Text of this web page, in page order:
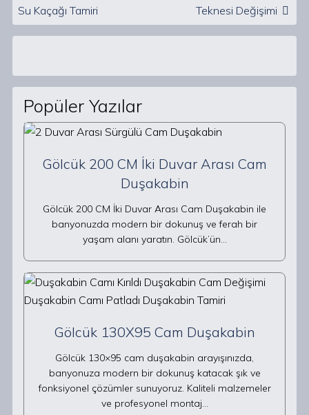
Su Kaçağı Tamiri
Teknesi Değişimi
Popüler Yazılar
Gölcük 200 CM İki Duvar Arası Cam
Duşakabin
Gölcük 200 CM İki Duvar Arası Cam Duşakabin ile
banyonuzda modern bir dokunuş ve ferah bir
yaşam alanı yaratın. Gölcük’ün…
Gölcük 130X95 Cam Duşakabin
Gölcük 130×95 cam duşakabin arayışınızda,
banyonuza modern bir dokunuş katacak şık ve
fonksiyonel çözümler sunuyoruz. Kaliteli malzemeler
ve profesyonel montaj…